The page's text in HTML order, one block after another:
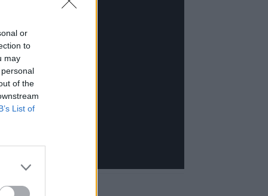
or
to
may
of the
List of